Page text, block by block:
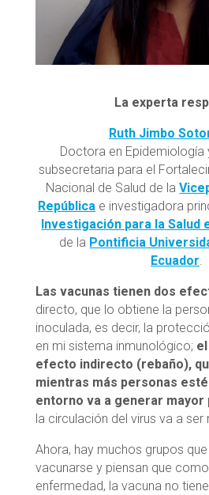
La experta
Ruth Jimbo
Doctora en Epidemiología
subsecretaria para el
Nacional de Salud de la
República e investigadora
Investigación para la Salud
de la Pontificia
Ecuador
Las vacunas tienen dos
directo, que lo obtiene la
inoculada, es decir, la
en mi sistema inmunológico;
efecto indirecto (rebaño),
mientras más personas
entorno va a generar
la circulación del virus va a ser
Ahora, hay muchos grupos
vacunarse y piensan que
enfermedad, la vacuna no